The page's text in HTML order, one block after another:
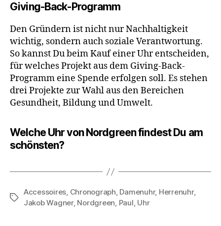
Giving-Back-Programm
Den Gründern ist nicht nur Nachhaltigkeit
wichtig, sondern auch soziale Verantwortung.
So kannst Du beim Kauf einer Uhr entscheiden,
für welches Projekt aus dem Giving-Back-
Programm eine Spende erfolgen soll. Es stehen
drei Projekte zur Wahl aus den Bereichen
Gesundheit, Bildung und Umwelt.
Welche Uhr von Nordgreen findest Du am
schönsten?
Schlagwörter
Accessoires, Chronograph, Damenuhr, Herrenuhr,
Jakob Wagner, Nordgreen, Paul, Uhr